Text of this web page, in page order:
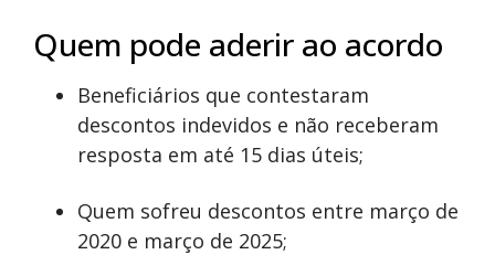
Quem pode aderir ao acordo
Beneficiários que contestaram
descontos indevidos e não receberam
resposta em até 15 dias úteis;
Quem sofreu descontos entre março de
2020 e março de 2025;